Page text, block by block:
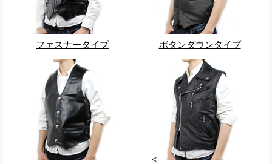
ファスナータイプ ボタンダウンタイプ
<